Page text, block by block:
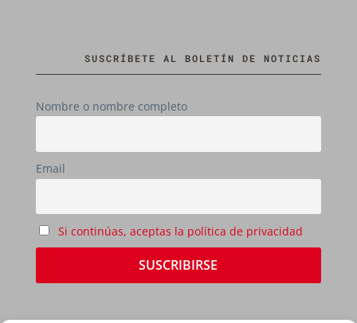
SUSCRÍBETE AL BOLETÍN DE NOTICIAS
Nombre o nombre completo
Email
Si continúas, aceptas la política de privacidad